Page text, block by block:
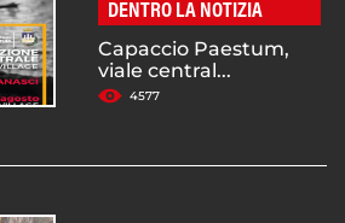
DENTRO LA NOTIZIA
Capaccio Paestum,
viale central...
4577